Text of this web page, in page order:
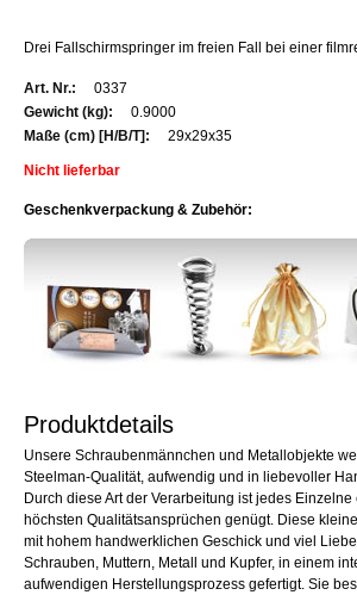
Drei Fallschirmspringer im freien Fall bei einer
Weitere
Informationen
0337
0.9000
29x29x35
Nicht lieferbar
Geschenkverpackung & Zubehör:
Produktdetails
Unsere Schraubenmännchen und Metallobjekte
Steelman-Qualität, aufwendig und in liebevoller
Durch diese Art der Verarbeitung ist jedes
höchsten Qualitätsansprüchen genügt. Diese
mit hohem handwerklichen Geschick und viel
Schrauben, Muttern, Metall und Kupfer, in einem
aufwendigen Herstellungsprozess gefertigt. Sie